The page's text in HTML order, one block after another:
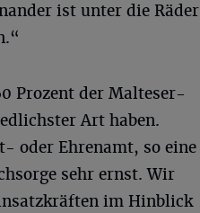
ist unter die Räder
Prozent der Malteser-
Art haben.
oder Ehrenamt, so eine
sehr ernst. Wir
im Hinblick